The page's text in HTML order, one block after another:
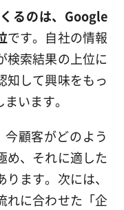
るのは、Google
です。自社の情報
検索結果の上位に
知して興味をもっ
います。
今顧客がどのよう
め、それに適した
ます。次には、
れに合わせた「企